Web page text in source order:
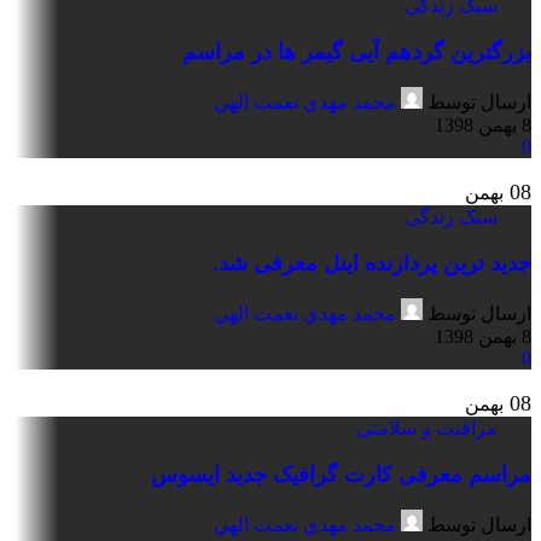
سبک زندگی
بزرگترین گردهم آیی گیمر ها در مراسم
ارسال توسط
محمد مهدي نعمت الهي
8 بهمن 1398
0
08 بهمن
سبک زندگی
جدید ترین پردازنده اینل معرفی شد.
ارسال توسط
محمد مهدي نعمت الهي
8 بهمن 1398
0
08 بهمن
مراقبت و سلامتی
مراسم معرفی کارت گرافیک جدید ایسوس
ارسال توسط
محمد مهدي نعمت الهي